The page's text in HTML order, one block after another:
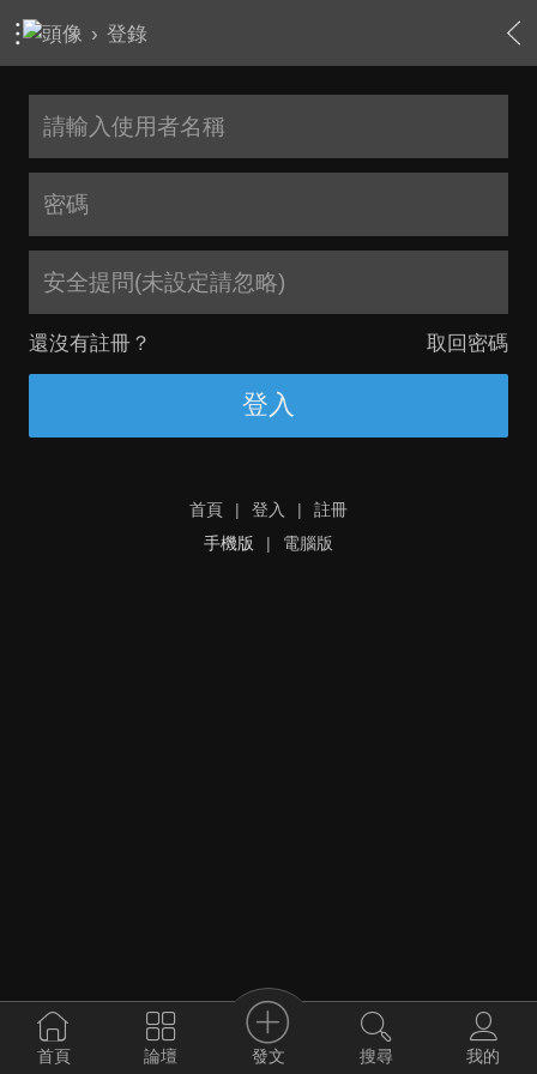
› 登錄
安全提問(未設定請忽略)
還沒有註冊？ 取回密碼
登入
首頁 | 登入 |
註冊
手機版
| 電腦版
首頁 論壇 發文 搜尋 我的